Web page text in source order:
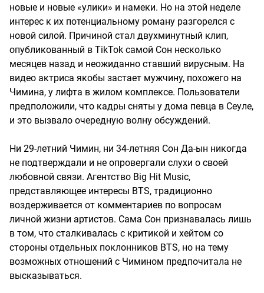
новые и новые «улики» и намеки. Но на этой неделе
интерес к их потенциальному роману разгорелся с
новой силой. Причиной стал двухминутный клип,
опубликованный в TikTok самой Сон несколько
месяцев назад и неожиданно ставший вирусным. На
видео актриса якобы застает мужчину, похожего на
Чимина, у лифта в жилом комплексе. Пользователи
предположили, что кадры сняты у дома певца в Сеуле,
и это вызвало очередную волну обсуждений.
Ни 29-летний Чимин, ни 34-летняя Сон Да-ын никогда
не подтверждали и не опровергали слухи о своей
любовной связи. Агентство Big Hit Music,
представляющее интересы BTS, традиционно
воздерживается от комментариев по вопросам
личной жизни артистов. Сама Сон признавалась лишь
в том, что сталкивалась с критикой и хейтом со
стороны отдельных поклонников BTS, но на тему
возможных отношений с Чимином предпочитала не
высказываться.